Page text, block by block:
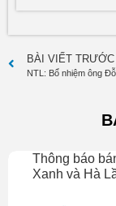
BÀI VIẾT TRƯỚC
Thông báo
Xanh và Hà